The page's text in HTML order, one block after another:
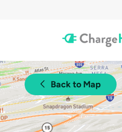
Back to Map